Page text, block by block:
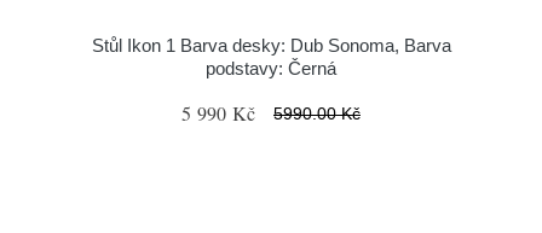
Stůl Ikon 1 Barva desky: Dub Sonoma, Barva
podstavy: Černá
5 990 Kč 5990.00 Kč